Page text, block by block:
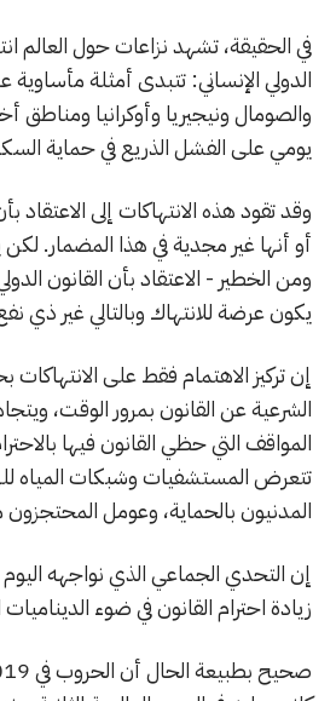
في الحقيقة، تشهد نزاعات حول العالم
الدولي الإنساني: تتبدى أمثلة
والصومال ونيجيريا وأوكرانيا
يومي على الفشل الذريع في حماية
وقد تقود هذه الانتهاكات إلى الاعتقاد
أو أنها غير مجدية في هذا المضمار.
ومن الخطير - الاعتقاد بأن القانون
يكون عرضة للانتهاك وبالتالي غير ذي
إن تركيز الاهتمام فقط على الانتهاكات
الشرعية عن القانون بمرور الوقت،
المواقف التي حظي القانون فيها
تتعرض المستشفيات وشبكات المياه
المدنيون بالحماية، وعومل المحتجزون
إن التحدي الجماعي الذي نواجهه
زيادة احترام القانون في ضوء الديناميات